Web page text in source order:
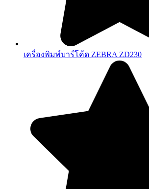
เครื่องพิมพ์บาร์โค้ด ZEBRA ZD230